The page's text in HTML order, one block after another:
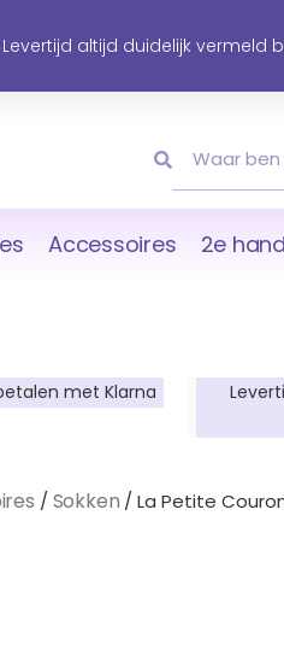
Levertijd altijd duidelijk vermeld
Accessoires 2e
met Klarna
/ Sokken / La Petite